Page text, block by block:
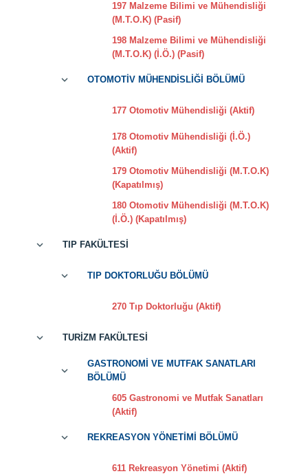
197 Malzeme Bilimi ve Mühendisliği
(M.T.O.K) (Pasif)
198 Malzeme Bilimi ve Mühendisliği
(M.T.O.K) (İ.Ö.) (Pasif)
OTOMOTİV MÜHENDİSLİĞİ BÖLÜMÜ
177 Otomotiv Mühendisliği (Aktif)
178 Otomotiv Mühendisliği (İ.Ö.)
(Aktif)
179 Otomotiv Mühendisliği (M.T.O.K)
(Kapatılmış)
180 Otomotiv Mühendisliği (M.T.O.K)
(İ.Ö.) (Kapatılmış)
TIP FAKÜLTESİ
TIP DOKTORLUĞU BÖLÜMÜ
270 Tıp Doktorluğu (Aktif)
TURİZM FAKÜLTESİ
GASTRONOMİ VE MUTFAK SANATLARI
BÖLÜMÜ
605 Gastronomi ve Mutfak Sanatları
(Aktif)
REKREASYON YÖNETİMİ BÖLÜMÜ
611 Rekreasyon Yönetimi (Aktif)